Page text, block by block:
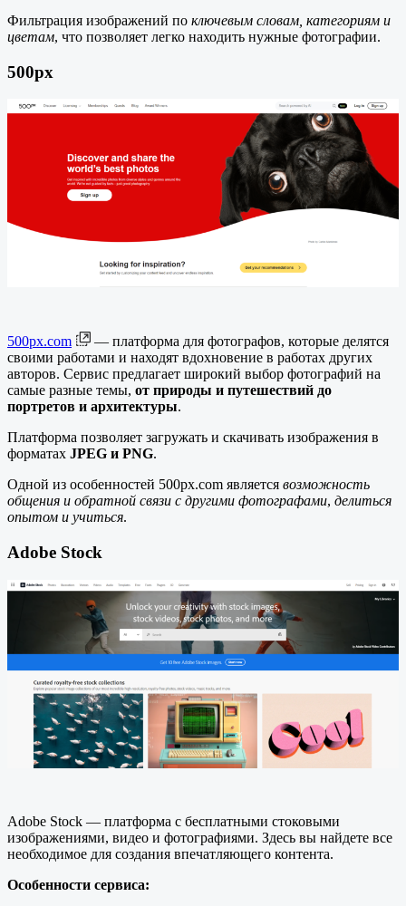
Фильтрация изображений по ключевым словам, категориям и
цветам, что позволяет легко находить нужные фотографии.
500px
500px.com
— платформа для фотографов, которые делятся
своими работами и находят вдохновение в работах других
авторов. Сервис предлагает широкий выбор фотографий на
самые разные темы, от природы и путешествий до
портретов и архитектуры.
Платформа позволяет загружать и скачивать изображения в
форматах JPEG и PNG.
Одной из особенностей 500px.com является возможность
общения и обратной связи с другими фотографами, делиться
опытом и учиться.
Adobe Stock
Adobe Stock — платформа с бесплатными стоковыми
изображениями, видео и фотографиями. Здесь вы найдете все
необходимое для создания впечатляющего контента.
Особенности сервиса: